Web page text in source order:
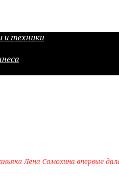
и техники
Лена Самохина впервые